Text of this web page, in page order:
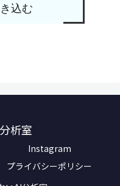
込む
析室
Instagram
プライバシーポリシー